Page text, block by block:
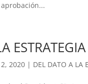
2020 | DEL DATO A LA